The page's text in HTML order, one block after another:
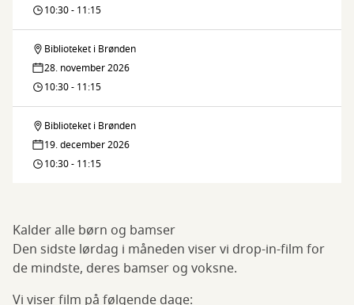
10:30 - 11:15
Bamsebio
Biblioteket i Brønden
28. november 2026
10:30 - 11:15
Bamsebio
Biblioteket i Brønden
19. december 2026
10:30 - 11:15
Kalder alle børn og bamser
Den sidste lørdag i måneden viser vi drop-in-film for
de mindste, deres bamser og voksne.
Vi viser film på følgende dage: